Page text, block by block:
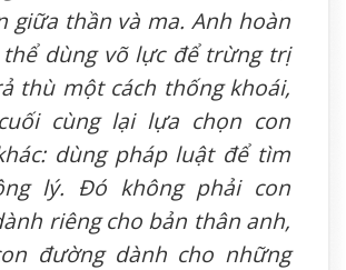
giữa thần và ma. Anh hoàn
dùng võ lực để trừng trị
thù một cách thống khoái,
cùng lại lựa chọn con
dùng pháp luật để tìm
lý. Đó không phải con
riêng cho bản thân anh,
đường dành cho những